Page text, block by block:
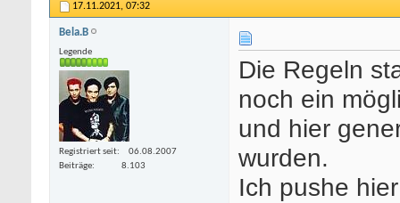
17.11.2021, 07:32
Bela.B
Legende
Registriert seit
06.08.2007
Beiträge
8.103
Die Regeln
noch ein
und hier
wurden.
Ich pushe